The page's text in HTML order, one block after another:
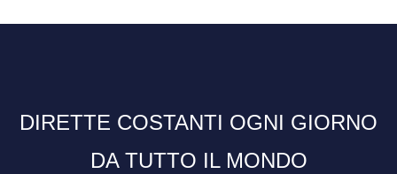
DIRETTE COSTANTI OGNI GIORNO
DA TUTTO IL MONDO